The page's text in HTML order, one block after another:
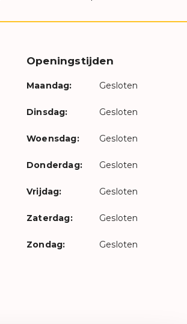
Openingstijden
Maandag: Gesloten
Dinsdag: Gesloten
Woensdag: Gesloten
Donderdag: Gesloten
Vrijdag: Gesloten
Zaterdag: Gesloten
Zondag: Gesloten